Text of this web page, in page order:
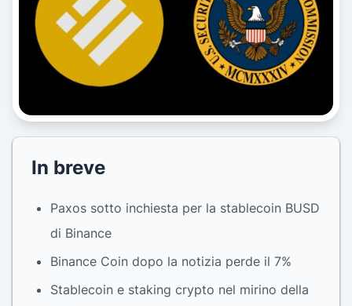
In breve
Paxos sotto inchiesta per la stablecoin BUSD
di Binance
Binance Coin dopo la notizia perde il 7%
Stablecoin e staking crypto nel mirino della